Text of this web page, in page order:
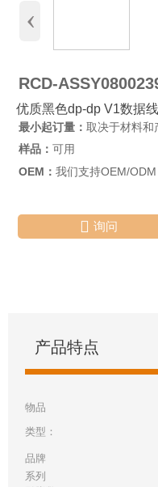
‹
RCD-
优质黑色dp-dp V1数据
最小起订量： 取决于材料和
样品： 可用
OEM： 我们支持OEM/ODM
 询问
产品特点
物品
类型：
品牌
系列